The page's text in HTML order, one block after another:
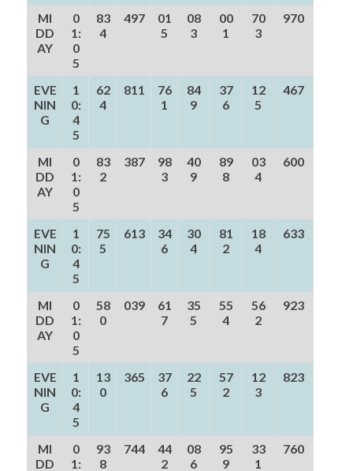
MI
DD
AY
0
1:
0
5
83
4
497
01
5
08
3
00
1
70
3
970
EVE
NIN
G
1
0:
4
5
62
4
811
76
1
84
9
37
6
12
5
467
MI
DD
AY
0
1:
0
5
83
2
387
98
3
40
9
89
8
03
4
600
EVE
NIN
G
1
0:
4
5
75
5
613
34
6
30
4
81
2
18
4
633
MI
DD
AY
0
1:
0
5
58
0
039
61
7
35
5
55
4
56
2
923
EVE
NIN
G
1
0:
4
5
13
0
365
37
6
22
5
57
2
12
3
823
MI
DD
0
1:
93
8
744
44
2
08
6
95
9
33
1
760